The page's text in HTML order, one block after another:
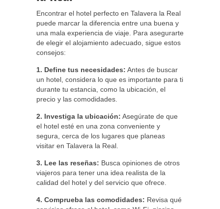
Encontrar el hotel perfecto en Talavera la Real
puede marcar la diferencia entre una buena y
una mala experiencia de viaje. Para asegurarte
de elegir el alojamiento adecuado, sigue estos
consejos:
1. Define tus necesidades: Antes de buscar
un hotel, considera lo que es importante para ti
durante tu estancia, como la ubicación, el
precio y las comodidades.
2. Investiga la ubicación: Asegúrate de que
el hotel esté en una zona conveniente y
segura, cerca de los lugares que planeas
visitar en Talavera la Real.
3. Lee las reseñas: Busca opiniones de otros
viajeros para tener una idea realista de la
calidad del hotel y del servicio que ofrece.
4. Comprueba las comodidades: Revisa qué